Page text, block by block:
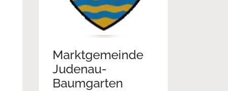
Marktgemeinde
Judenau-
Baumgarten